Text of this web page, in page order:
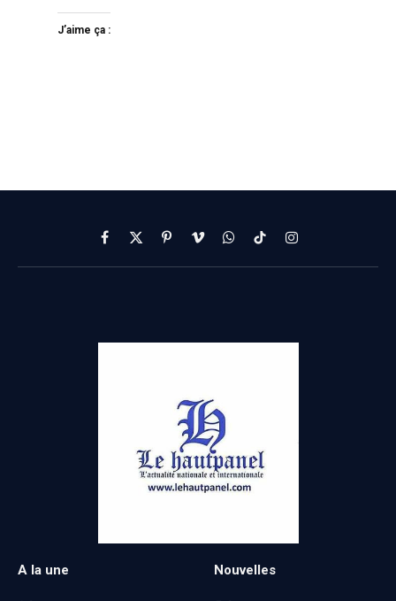
J’aime ça :
Facebook
X
(Twitter)
PinterestVimeoWhatsApp
TikTokInstagram
A la une Nouvelles